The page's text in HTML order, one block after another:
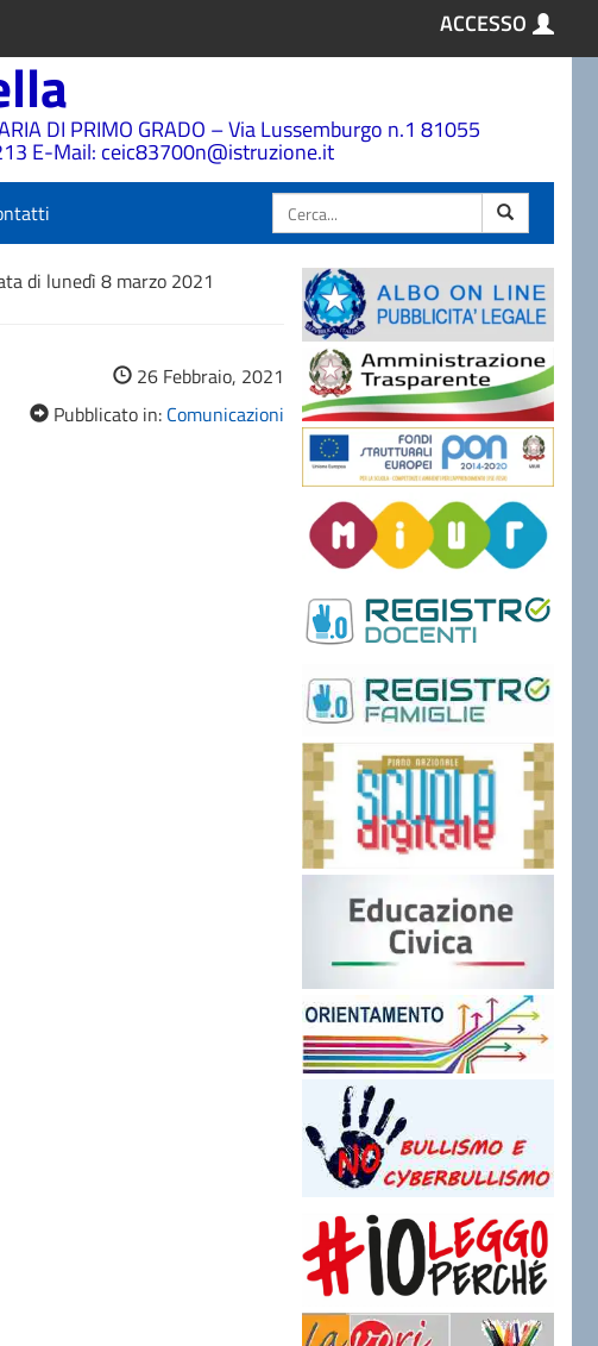
ACCESSO
DI PRIMO GRADO – Via Lussemburgo n.1 81055
E-Mail: ceic83700n@istruzione.it
Cerca
di lunedì 8 marzo 2021
26 Febbraio, 2021
Pubblicato in: Comunicazioni